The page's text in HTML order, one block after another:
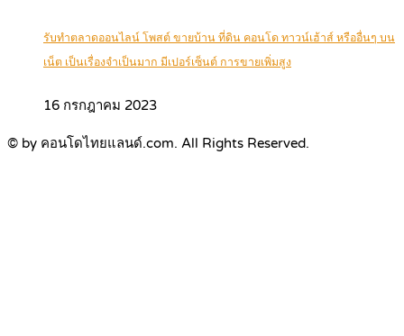
รับทำตลาดออนไลน์ โพสต์ ขายบ้าน ที่ดิน คอนโด ทาวน์เฮ้าส์ หรืออื่นๆ บน
เน็ต เป็นเรื่องจำเป็นมาก มีเปอร์เซ็นต์ การขายเพิ่มสูง
16 กรกฎาคม 2023
© by คอนโดไทยแลนด์.com. All Rights Reserved.